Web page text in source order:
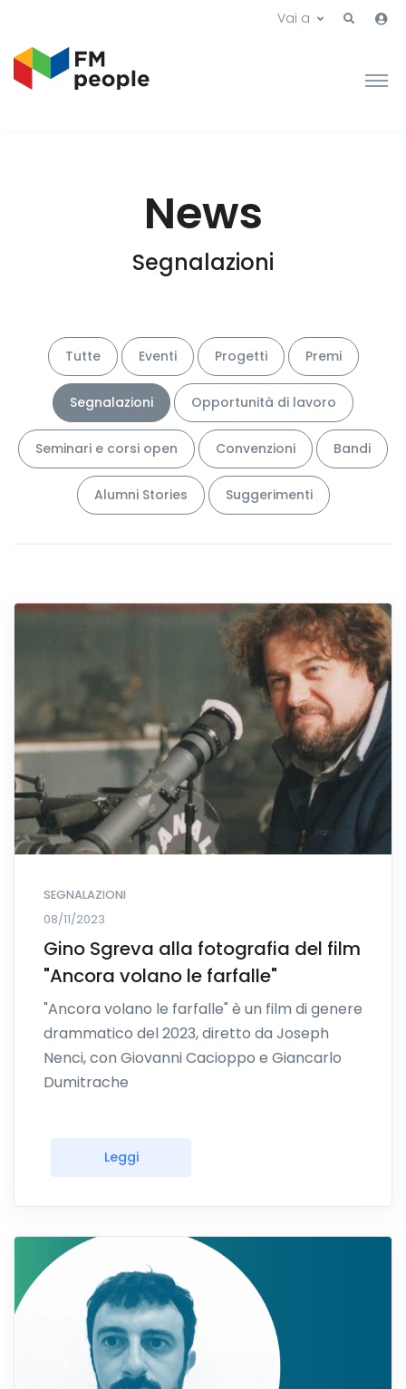
Vai a
News
Segnalazioni
Tutte Eventi Progetti Premi
Segnalazioni Opportunità di lavoro
Seminari e corsi open Convenzioni Bandi
Alumni Stories Suggerimenti
SEGNALAZIONI
08/11/2023
Gino Sgreva alla fotografia del film
"Ancora volano le farfalle"
"Ancora volano le farfalle" è un film di genere
drammatico del 2023, diretto da Joseph
Nenci, con Giovanni Cacioppo e Giancarlo
Dumitrache
Leggi